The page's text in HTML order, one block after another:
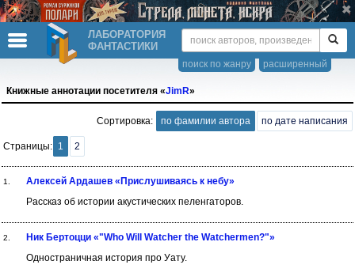
ЛАБОРАТОРИЯ
ФАНТАСТИКИ
расширенный
поиск по жанру
Книжные аннотации посетителя «JimR»
Сортировка: по фамилии автора по дате написания
Страницы: 1 2
1.
Алексей Ардашев «Прислушиваясь к небу»
Рассказ об истории акустических пеленгаторов.
2.
Ник Бертоцци «"Who Will Watcher the Watchermen?"»
Одностраничная история про Уату.